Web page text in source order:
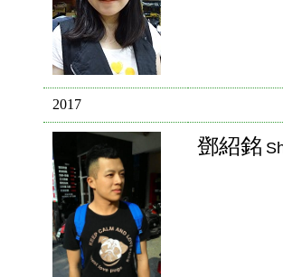
2017
鄧紹銘